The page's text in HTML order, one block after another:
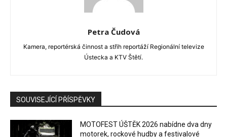
Petra Čudová
Kamera, reportérská činnost a střih reportáží Regionální televize
Ústecka a KTV Štětí.
SOUVISEJÍCÍ PŘÍSPĚVKY
MOTOFEST ÚŠTĚK 2026 nabídne dva dny
motorek, rockové hudby a festivalové